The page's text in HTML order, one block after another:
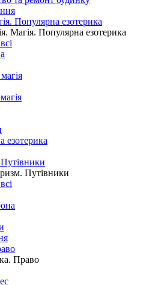
Популярна езотерика
Магія. Популярна езотерика
езотерика
Путівники
Право